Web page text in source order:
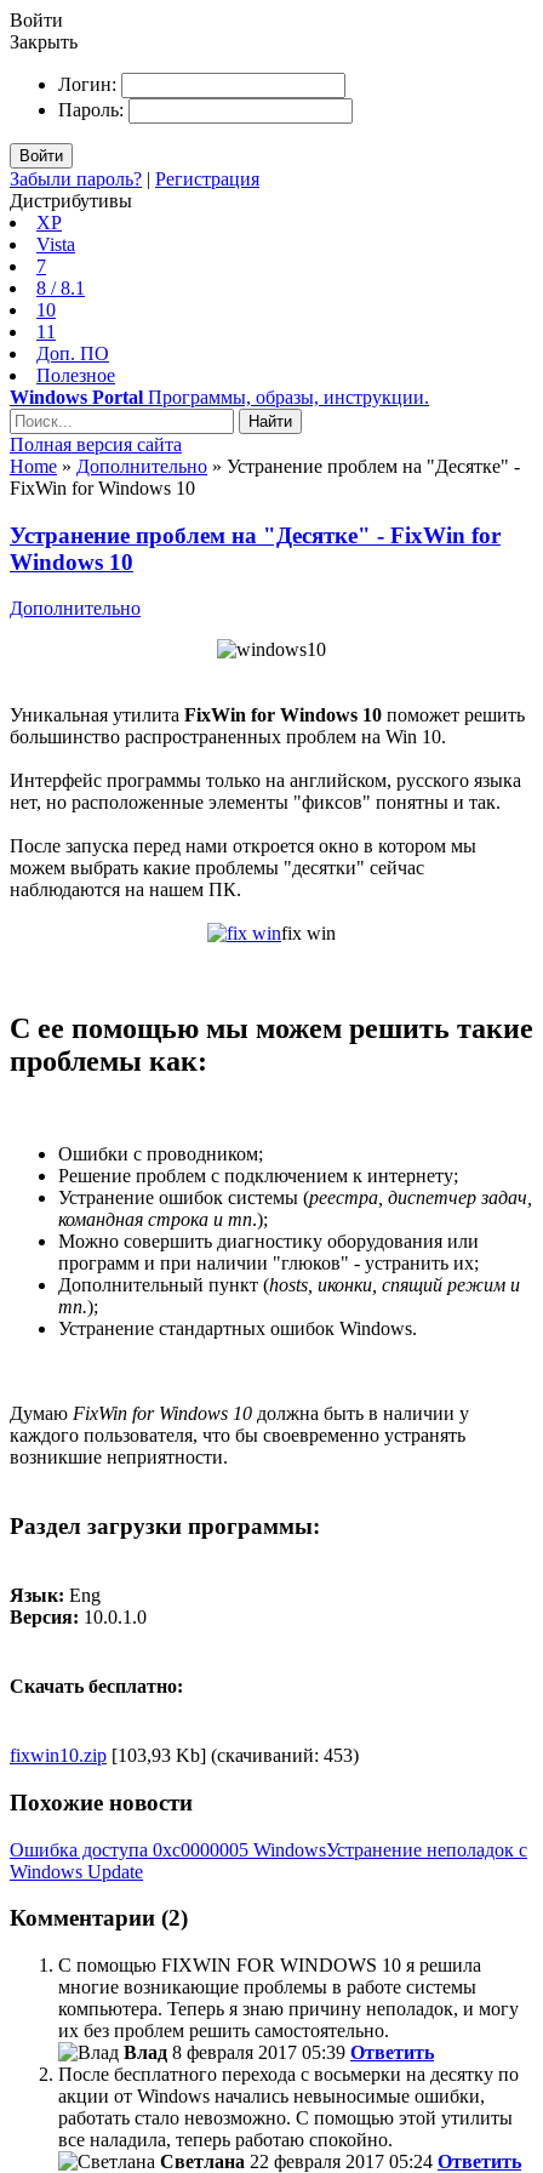
Войти
Закрыть
Логин:
Пароль:
Войти
Забыли пароль? | Регистрация
Дистрибутивы
XP
Vista
7
8 / 8.1
10
11
Доп. ПО
Полезное
Windows Portal Программы, образы, инструкции.
Найти
Полная версия сайта
Home » Дополнительно » Устранение проблем на "Десятке" -
FixWin for Windows 10
Устранение проблем на "Десятке" - FixWin for
Windows 10
Дополнительно
Уникальная утилита FixWin for Windows 10 поможет решить
большинство распространенных проблем на Win 10.
Интерфейс программы только на английском, русского языка
нет, но расположенные элементы "фиксов" понятны и так.
После запуска перед нами откроется окно в котором мы
можем выбрать какие проблемы "десятки" сейчас
наблюдаются на нашем ПК.
fix win
С ее помощью мы можем решить такие
проблемы как:
Ошибки с проводником;
Решение проблем с подключением к интернету;
Устранение ошибок системы (реестра, диспетчер задач,
командная строка и тп.);
Можно совершить диагностику оборудования или
программ и при наличии "глюков" - устранить их;
Дополнительный пункт (hosts, иконки, спящий режим и
тп.);
Устранение стандартных ошибок Windows.
Думаю FixWin for Windows 10 должна быть в наличии у
каждого пользователя, что бы своевременно устранять
возникшие неприятности.
Раздел загрузки программы:
Язык: Eng
Версия: 10.0.1.0
Скачать бесплатно:
fixwin10.zip [103,93 Kb] (cкачиваний: 453)
Похожие новости
Ошибка доступа 0xc0000005 WindowsУстранение неполадок с
Windows Update
Комментарии (2)
С помощью FIXWIN FOR WINDOWS 10 я решила
многие возникающие проблемы в работе системы
компьютера. Теперь я знаю причину неполадок, и могу
их без проблем решить самостоятельно.
Влад 8 февраля 2017 05:39 Ответить
После бесплатного перехода с восьмерки на десятку по
акции от Windows начались невыносимые ошибки,
работать стало невозможно. С помощью этой утилиты
все наладила, теперь работаю спокойно.
Светлана 22 февраля 2017 05:24 Ответить